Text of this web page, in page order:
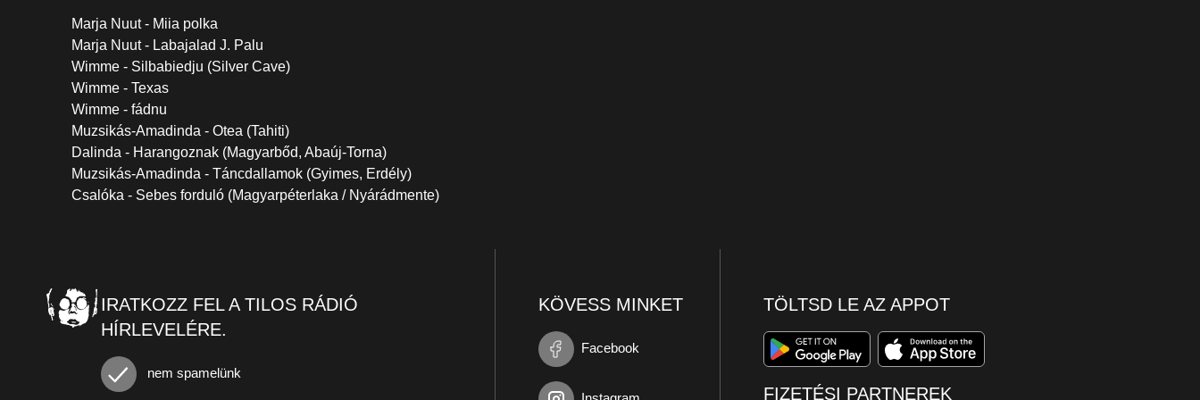
Marja Nuut - Miia polka
Marja Nuut - Labajalad J. Palu
Wimme - Silbabiedju (Silver Cave)
Wimme - Texas
Wimme - fádnu
Muzsikás-Amadinda - Otea (Tahiti)
Dalinda - Harangoznak (Magyarbőd, Abaúj-Torna)
Muzsikás-Amadinda - Táncdallamok (Gyimes, Erdély)
Csalóka - Sebes forduló (Magyarpéterlaka / Nyárádmente)
IRATKOZZ FEL A TILOS RÁDIÓ
HÍRLEVELÉRE.
nem spamelünk
KÖVESS MINKET
Facebook
TÖLTSD LE AZ APPOT
FIZETÉSI PARTNEREK